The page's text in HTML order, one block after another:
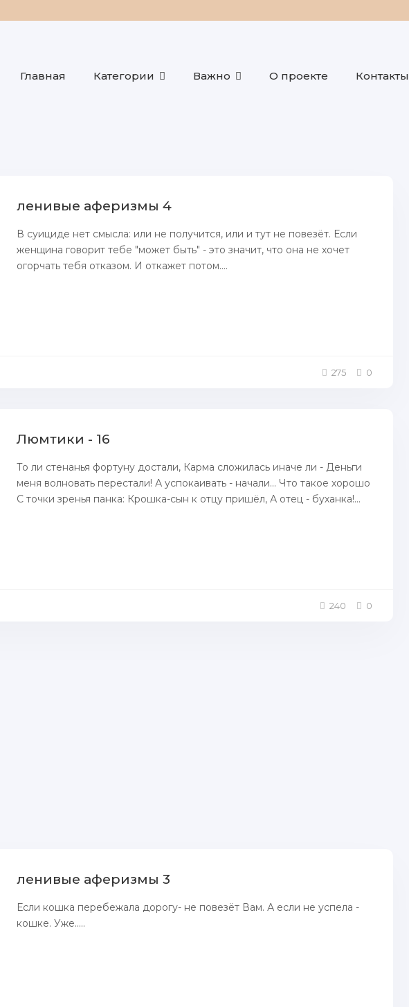
Главная Категории Важно О проекте Контакты
ленивые аферизмы 4
В суициде нет смысла: или не получится, или и тут не повезёт. Если
женщина говорит тебе "может быть" - это значит, что она не хочет
огорчать тебя отказом. И откажет потом....
275 0
Люмтики - 16
То ли стенанья фортуну достали, Карма сложилась иначе ли - Деньги
меня волновать перестали! А успокаивать - начали... Что такое хорошо
С точки зренья панка: Крошка-сын к отцу пришёл, А отец - буханка!...
240 0
ленивые аферизмы 3
Если кошка перебежала дорогу- не повезёт Вам. А если не успела -
кошке. Уже.....